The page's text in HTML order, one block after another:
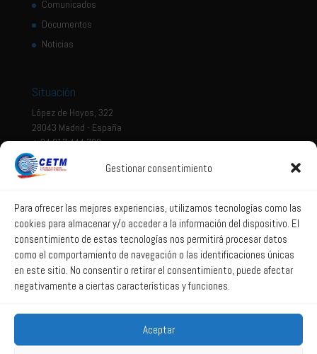
Gestionar consentimiento
Para ofrecer las mejores experiencias, utilizamos tecnologías como las
cookies para almacenar y/o acceder a la información del dispositivo. El
consentimiento de estas tecnologías nos permitirá procesar datos
como el comportamiento de navegación o las identificaciones únicas
en este sitio. No consentir o retirar el consentimiento, puede afectar
negativamente a ciertas características y funciones.
Aceptar
Comunicados
Documentos
Noticias
Situación
López de Hoyos, 322
28043 Madrid - España
+ 34 917 444 700
Aviso legal
Política de privacidad
Política de Sistema Interno de Información
Política de Cookies
Correo web